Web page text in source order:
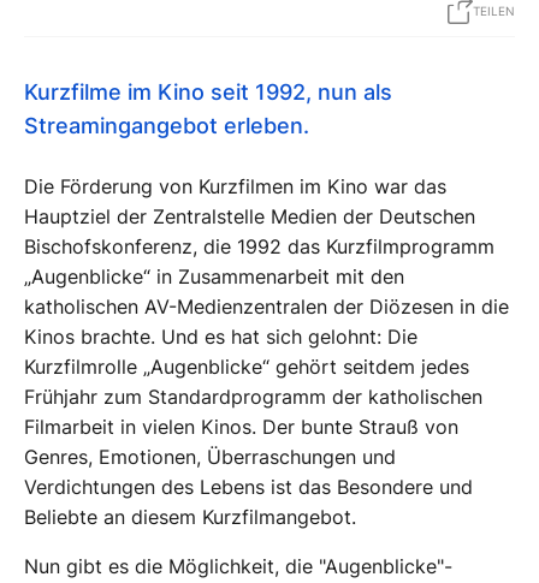
TEILEN
Kurzfilme im Kino seit 1992, nun als
Streamingangebot erleben.
Die Förderung von Kurzfilmen im Kino war das
Hauptziel der Zentralstelle Medien der Deutschen
Bischofskonferenz, die 1992 das Kurzfilmprogramm
„Augenblicke“ in Zusammenarbeit mit den
katholischen AV-Medienzentralen der Diözesen in die
Kinos brachte. Und es hat sich gelohnt: Die
Kurzfilmrolle „Augenblicke“ gehört seitdem jedes
Frühjahr zum Standardprogramm der katholischen
Filmarbeit in vielen Kinos. Der bunte Strauß von
Genres, Emotionen, Überraschungen und
Verdichtungen des Lebens ist das Besondere und
Beliebte an diesem Kurzfilmangebot.
Nun gibt es die Möglichkeit, die "Augenblicke"-